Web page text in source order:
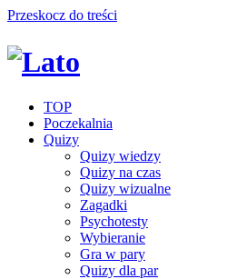
Przeskocz do treści
TOP
Poczekalnia
Quizy
Quizy wiedzy
Quizy na czas
Quizy wizualne
Zagadki
Psychotesty
Wybieranie
Gra w pary
Quizy dla par